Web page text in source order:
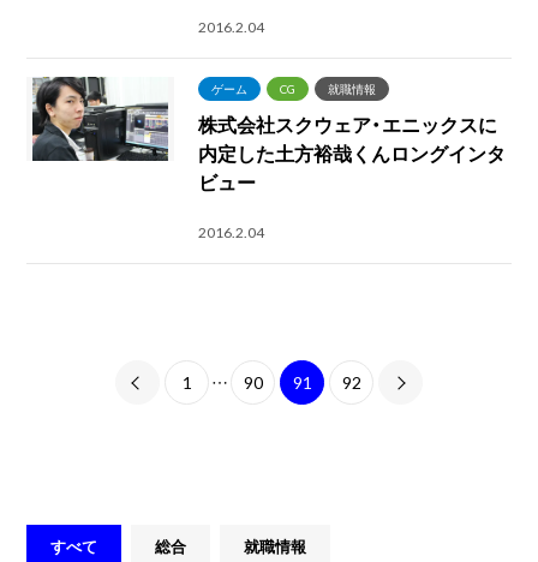
2016.2.04
ゲーム CG 就職情報
株式会社スクウェア・エニックスに
内定した土方裕哉くんロングインタ
ビュー
2016.2.04
1 … 90 91 92
すべて 総合 就職情報